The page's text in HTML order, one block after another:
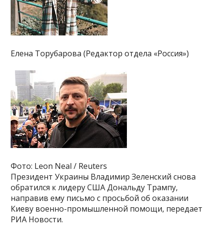
Елена Торубарова (Редактор отдела «Россия»)
Фото: Leon Neal / Reuters
Президент Украины Владимир Зеленский снова
обратился к лидеру США Дональду Трампу,
направив ему письмо с просьбой об оказании
Киеву военно-промышленной помощи, передает
РИА Новости.